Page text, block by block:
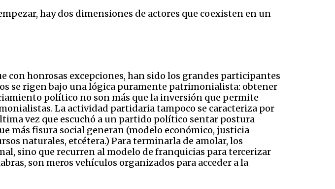
hay dos dimensiones de actores que coexisten en un
honrosas excepciones, han sido los grandes participantes
se rigen bajo una lógica puramente patrimonialista: obtener
político no son más que la inversión que permite
La actividad partidaria tampoco se caracteriza por
vez que escuchó a un partido político sentar postura
más fisura social generan (modelo económico, justicia
naturales, etcétera.) Para terminarla de amolar, los
sino que recurren al modelo de franquicias para tercerizar
son meros vehículos organizados para acceder a la